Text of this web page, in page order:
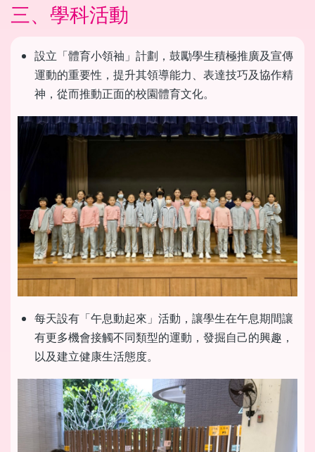
三、學科活動
設立「體育小領袖」計劃，鼓勵學生積極推廣及宣傳
運動的重要性，提升其領導能力、表達技巧及協作精
神，從而推動正面的校園體育文化。
每天設有「午息動起來」活動，讓學生在午息期間讓
有更多機會接觸不同類型的運動，發掘自己的興趣，
以及建立健康生活態度。